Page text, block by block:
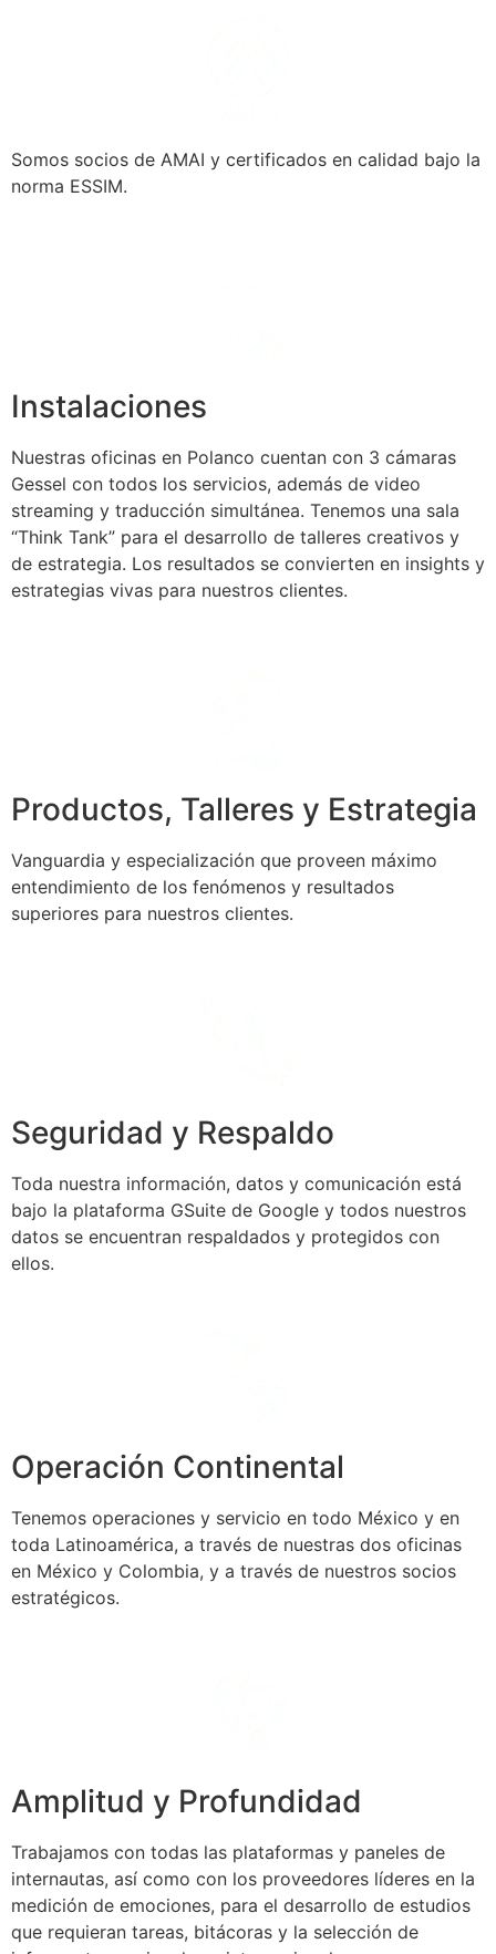
Somos socios de AMAI y certificados en calidad bajo la
norma ESSIM.
Instalaciones
Nuestras oficinas en Polanco cuentan con 3 cámaras
Gessel con todos los servicios, además de video
streaming y traducción simultánea. Tenemos una sala
“Think Tank” para el desarrollo de talleres creativos y
de estrategia. Los resultados se convierten en insights y
estrategias vivas para nuestros clientes.
Productos, Talleres y Estrategia
Vanguardia y especialización que proveen máximo
entendimiento de los fenómenos y resultados
superiores para nuestros clientes.
Seguridad y Respaldo
Toda nuestra información, datos y comunicación está
bajo la plataforma GSuite de Google y todos nuestros
datos se encuentran respaldados y protegidos con
ellos.
Operación Continental
Tenemos operaciones y servicio en todo México y en
toda Latinoamérica, a través de nuestras dos oficinas
en México y Colombia, y a través de nuestros socios
estratégicos.
Amplitud y Profundidad
Trabajamos con todas las plataformas y paneles de
internautas, así como con los proveedores líderes en la
medición de emociones, para el desarrollo de estudios
que requieran tareas, bitácoras y la selección de